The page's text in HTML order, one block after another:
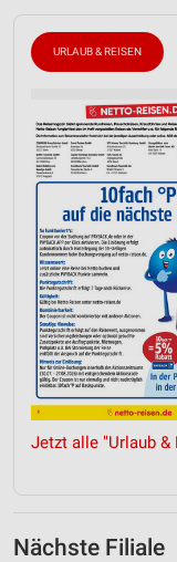
URLAUB & REISEN
Jetzt alle "Urlaub &
Nächste Filiale